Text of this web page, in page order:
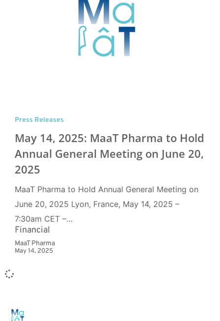
Press Releases
May 14, 2025: MaaT Pharma to Hold
Annual General Meeting on June 20,
2025
MaaT Pharma to Hold Annual General Meeting on
June 20, 2025 Lyon, France, May 14, 2025 –
7:30am CET –…
Financial
MaaT Pharma
May 14, 2025